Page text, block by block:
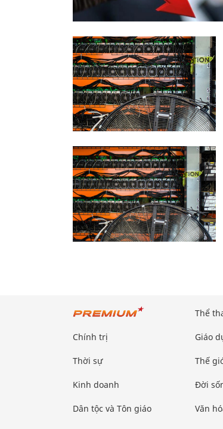
Chính trị
Thời sự
Kinh doanh
Dân tộc và Tôn giáo
Thể
Giáo
Thế
Đời
Văn